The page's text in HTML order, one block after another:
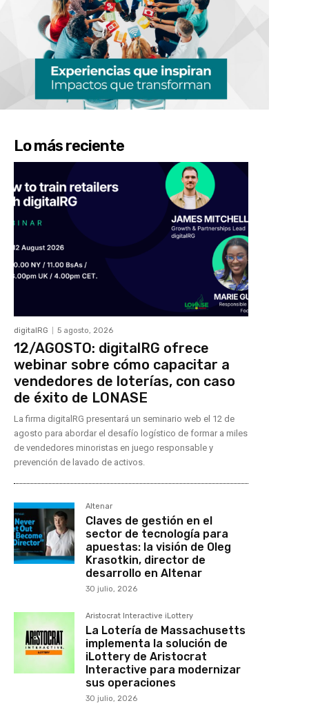
Lo más reciente
digitalRG 5 agosto, 2026
12/AGOSTO: digitalRG ofrece
webinar sobre cómo capacitar a
vendedores de loterías, con caso
de éxito de LONASE
La firma digitalRG presentará un seminario web el 12 de
agosto para abordar el desafío logístico de formar a miles
de vendedores minoristas en juego responsable y
prevención de lavado de activos.
Altenar
Claves de gestión en el
sector de tecnología para
apuestas: la visión de Oleg
Krasotkin, director de
desarrollo en Altenar
30 julio, 2026
Aristocrat Interactive iLottery
La Lotería de Massachusetts
implementa la solución de
iLottery de Aristocrat
Interactive para modernizar
sus operaciones
30 julio, 2026